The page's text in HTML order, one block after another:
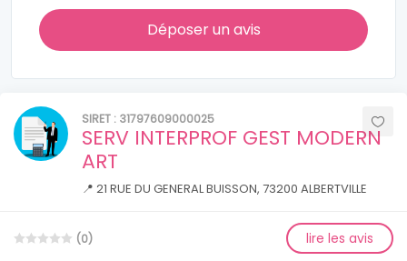
Déposer un avis
SIRET : 31797609000025
SERV INTERPROF GEST MODERN
ART
📍 21 RUE DU GENERAL BUISSON, 73200 ALBERTVILLE
(0) lire les avis